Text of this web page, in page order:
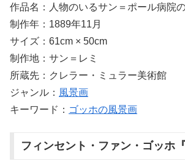
作品名：人物のいるサン＝ポール病院
制作年：1889年11月
サイズ：61cm × 50cm
制作地：サン＝レミ
所蔵先：クレラー・ミュラー美術館
ジャンル： 風景画
キーワード： ゴッホの風景画
フィンセント・ファン・ゴッホ